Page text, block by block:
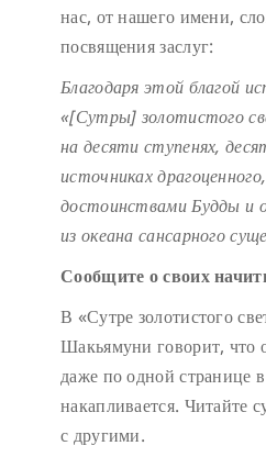
нас, от нашего имени,
посвящения заслуг:
Благодаря этой благой
«[Сутры] золотистого
на десяти ступенях,
источниках драгоценного,
достоинствами Будды и
из океана сансарного
Сообщите о своих
В «Сутре золотистого
Шакьямуни говорит, что
даже по одной странице
накапливается. Читайте
с другими.